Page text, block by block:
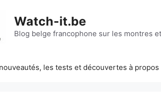
Watch-it.be
Blog belge francophone sur les montres
les tests et découvertes à